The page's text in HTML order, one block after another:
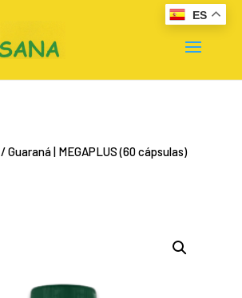
/ Guaraná | MEGAPLUS (60 cápsulas)
ES